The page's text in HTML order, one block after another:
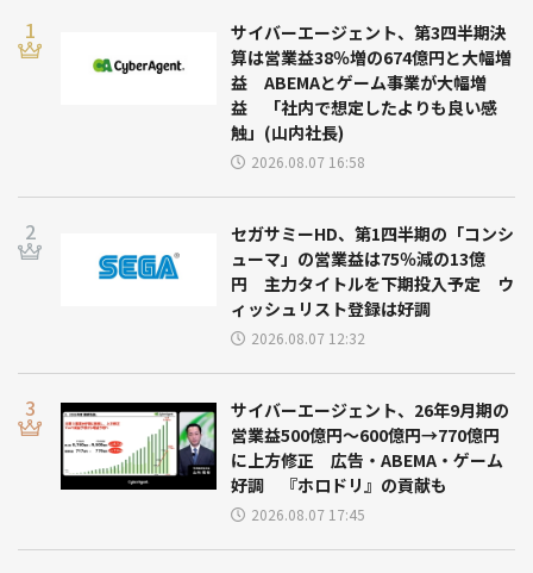
サイバーエージェント、第3四半期決
算は営業益38％増の674億円と大幅増
益 ABEMAとゲーム事業が大幅増
益 「社内で想定したよりも良い感
触」(山内社長)
2026.08.07 16:58
セガサミーHD、第1四半期の「コンシ
ューマ」の営業益は75％減の13億
円 主力タイトルを下期投入予定 ウ
ィッシュリスト登録は好調
2026.08.07 12:32
サイバーエージェント、26年9月期の
営業益500億円～600億円→770億円
に上方修正 広告・ABEMA・ゲーム
好調 『ホロドリ』の貢献も
2026.08.07 17:45